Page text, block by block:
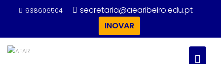
938606504
secretaria@aearibeiro.edu.pt
INOVAR